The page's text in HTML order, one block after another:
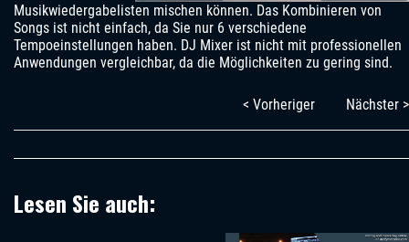
Musikwiedergabelisten mischen können. Das Kombinieren von
Songs ist nicht einfach, da Sie nur 6 verschiedene
Tempoeinstellungen haben. DJ Mixer ist nicht mit professionellen
Anwendungen vergleichbar, da die Möglichkeiten zu gering sind.
< Vorheriger Nächster >
Lesen Sie auch: